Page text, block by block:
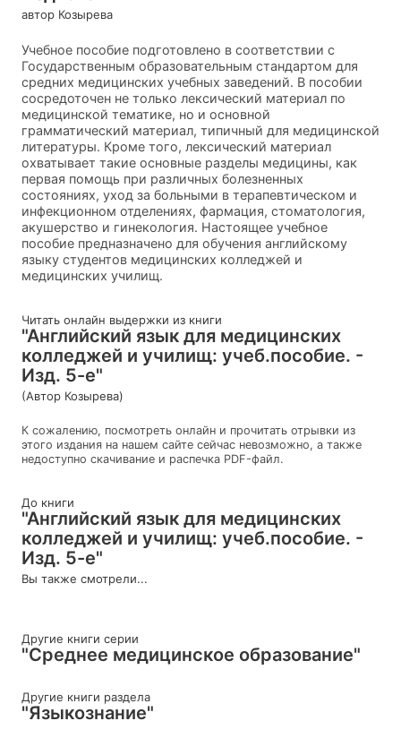
автор Козырева
Учебное пособие подготовлено в соответствии с
Государственным образовательным стандартом для
средних медицинских учебных заведений. В пособии
сосредоточен не только лексический материал по
медицинской тематике, но и основной
грамматический материал, типичный для медицинской
литературы. Кроме того, лексический материал
охватывает такие основные разделы медицины, как
первая помощь при различных болезненных
состояниях, уход за больными в терапевтическом и
инфекционном отделениях, фармация, стоматология,
акушерство и гинекология. Настоящее учебное
пособие предназначено для обучения английскому
языку студентов медицинских колледжей и
медицинских училищ.
Читать онлайн выдержки из книги
"Английский язык для медицинских
колледжей и училищ: учеб.пособие. -
Изд. 5-е"
(Автор Козырева)
К сожалению, посмотреть онлайн и прочитать отрывки из
этого издания на нашем сайте сейчас невозможно, а также
недоступно скачивание и распечка PDF-файл.
До книги
"Английский язык для медицинских
колледжей и училищ: учеб.пособие. -
Изд. 5-е"
Вы также смотрели...
Другие книги серии
"Среднее медицинское образование"
Другие книги раздела
"Языкознание"